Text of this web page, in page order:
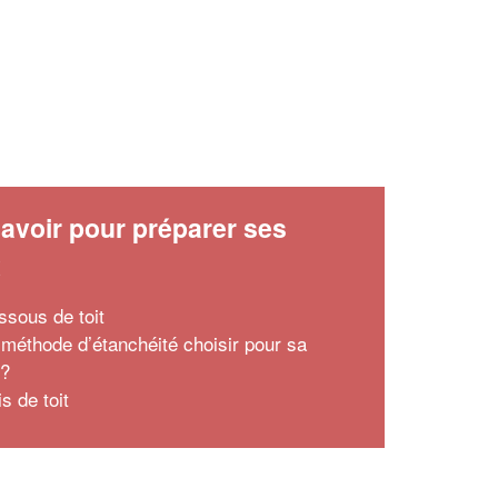
pour préparer ses
de toit
d’étanchéité choisir pour sa
de toit